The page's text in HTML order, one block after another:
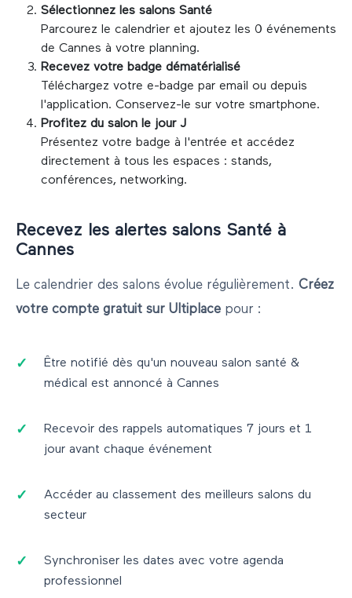
Sélectionnez les salons Santé
Parcourez le calendrier et ajoutez les 0 événements
de Cannes à votre planning.
Recevez votre badge dématérialisé
Téléchargez votre e-badge par email ou depuis
l'application. Conservez-le sur votre smartphone.
Profitez du salon le jour J
Présentez votre badge à l'entrée et accédez
directement à tous les espaces : stands,
conférences, networking.
Recevez les alertes salons Santé à
Cannes
Le calendrier des salons évolue régulièrement. Créez
votre compte gratuit sur Ultiplace pour :
Être notifié dès qu'un nouveau salon santé &
médical est annoncé à Cannes
Recevoir des rappels automatiques 7 jours et 1
jour avant chaque événement
Accéder au classement des meilleurs salons du
secteur
Synchroniser les dates avec votre agenda
professionnel